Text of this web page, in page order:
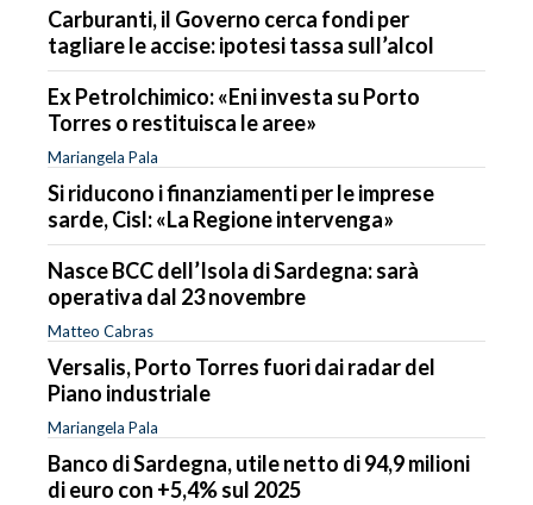
Carburanti, il Governo cerca fondi per
tagliare le accise: ipotesi tassa sull’alcol
Ex Petrolchimico: «Eni investa su Porto
Torres o restituisca le aree»
Mariangela Pala
Si riducono i finanziamenti per le imprese
sarde, Cisl: «La Regione intervenga»
Nasce BCC dell’Isola di Sardegna: sarà
operativa dal 23 novembre
Matteo Cabras
Versalis, Porto Torres fuori dai radar del
Piano industriale
Mariangela Pala
Banco di Sardegna, utile netto di 94,9 milioni
di euro con +5,4% sul 2025